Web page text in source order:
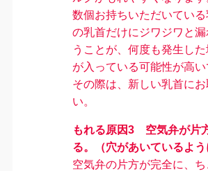
数個お持ちいただいている
の乳首だけにジワジワと
うことが、何度も発生し
が入っている可能性が高い
その際は、新しい乳首に
い。
もれる原因3 空気弁が片
る。（穴があいているよう
空気弁の片方が完全に、